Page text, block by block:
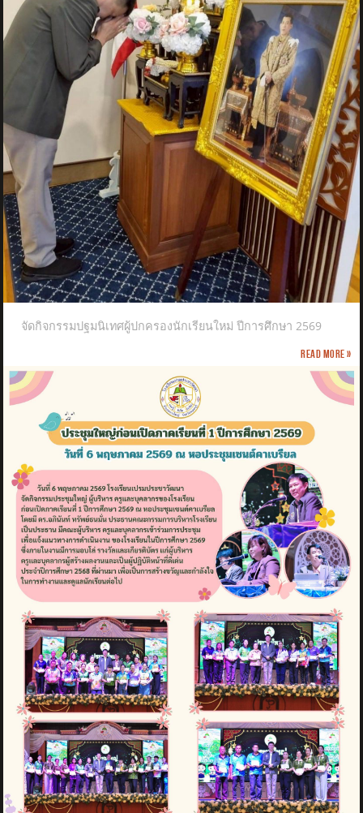
จัดกิจกรรมปฐมนิเทศผู้ปกครองนักเรียนใหม่ ปีการศึกษา 2569
Read more »